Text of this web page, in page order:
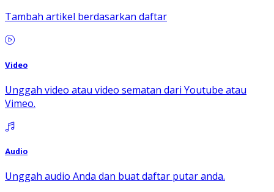
Tambah artikel berdasarkan daftar
Video
Unggah video atau video sematan dari Youtube atau
Vimeo.
Audio
Unggah audio Anda dan buat daftar putar anda.